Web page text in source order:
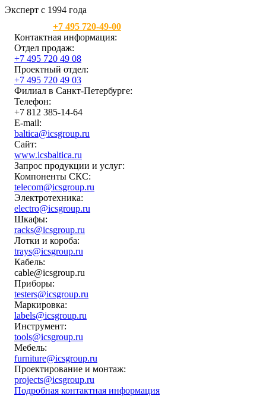
Эксперт с 1994 года
+7 495 720-49-00
Контактная информация:
Отдел продаж:
+7 495 720 49 08
Проектный отдел:
+7 495 720 49 03
Филиал в Санкт-Петербурге:
Телефон:
+7 812 385-14-64
E-mail:
baltica@icsgroup.ru
Сайт:
www.icsbaltica.ru
Запрос продукции и услуг:
Компоненты СКС:
telecom@icsgroup.ru
Электротехника:
electro@icsgroup.ru
Шкафы:
racks@icsgroup.ru
Лотки и короба:
trays@icsgroup.ru
Кабель:
cable@icsgroup.ru
Приборы:
testers@icsgroup.ru
Маркировка:
labels@icsgroup.ru
Инструмент:
tools@icsgroup.ru
Мебель:
furniture@icsgroup.ru
Проектирование и монтаж:
projects@icsgroup.ru
Подробная контактная информация